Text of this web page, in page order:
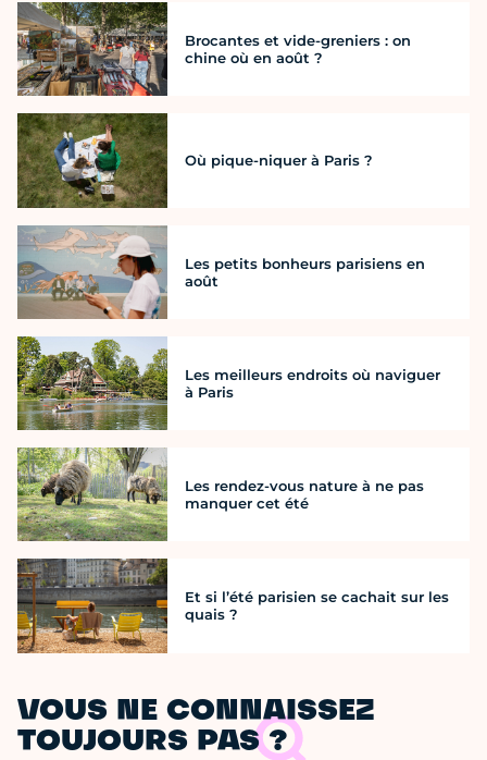
Brocantes et vide-greniers : on
chine où en août ?
Où pique-niquer à Paris ?
Les petits bonheurs parisiens en
août
Les meilleurs endroits où naviguer
à Paris
Les rendez-vous nature à ne pas
manquer cet été
Et si l’été parisien se cachait sur les
quais ?
VOUS NE CONNAISSEZ
TOUJOURS PAS ?